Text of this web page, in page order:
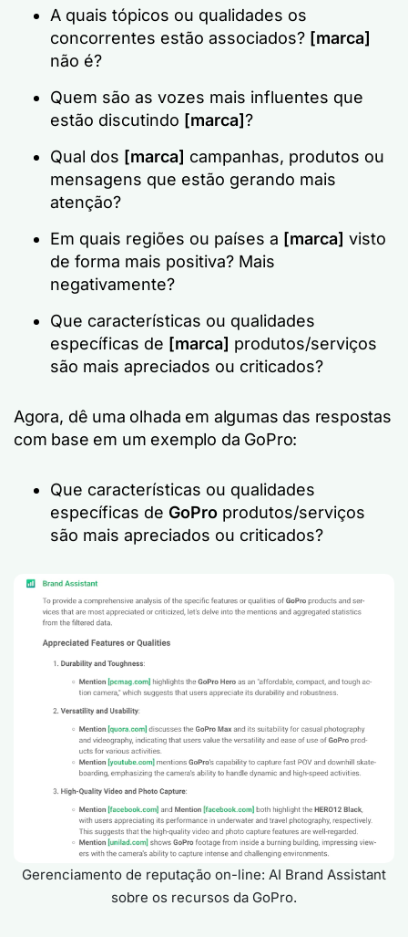
A quais tópicos ou qualidades os
concorrentes estão associados? [marca]
não é?
Quem são as vozes mais influentes que
estão discutindo [marca]?
Qual dos [marca] campanhas, produtos ou
mensagens que estão gerando mais
atenção?
Em quais regiões ou países a [marca] visto
de forma mais positiva? Mais
negativamente?
Que características ou qualidades
específicas de [marca] produtos/serviços
são mais apreciados ou criticados?
Agora, dê uma olhada em algumas das respostas
com base em um exemplo da GoPro:
Que características ou qualidades
específicas de GoPro produtos/serviços
são mais apreciados ou criticados?
Gerenciamento de reputação on-line: AI Brand Assistant
sobre os recursos da GoPro.